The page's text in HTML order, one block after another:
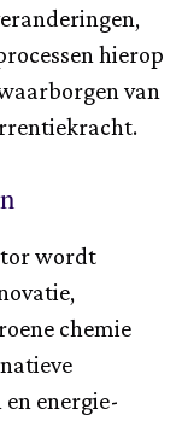
hierop
van
wordt
chemie
energie-